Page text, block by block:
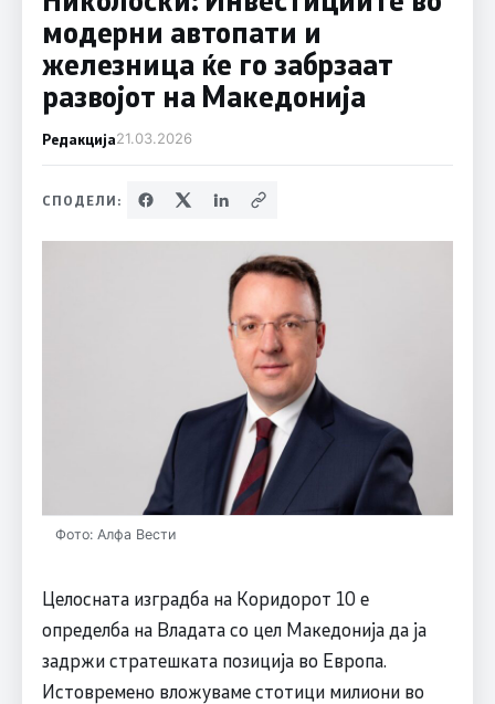
модерни автопати и
железница ќе го забрзаат
развојот на Македонија
Редакција21.03.2026
СПОДЕЛИ:
Фото: Алфа Вести
Целосната изградба на Коридорот 10 е
определба на Владата со цел Македонија да ја
задржи стратешката позиција во Европа.
Истовремено вложуваме стотици милиони во